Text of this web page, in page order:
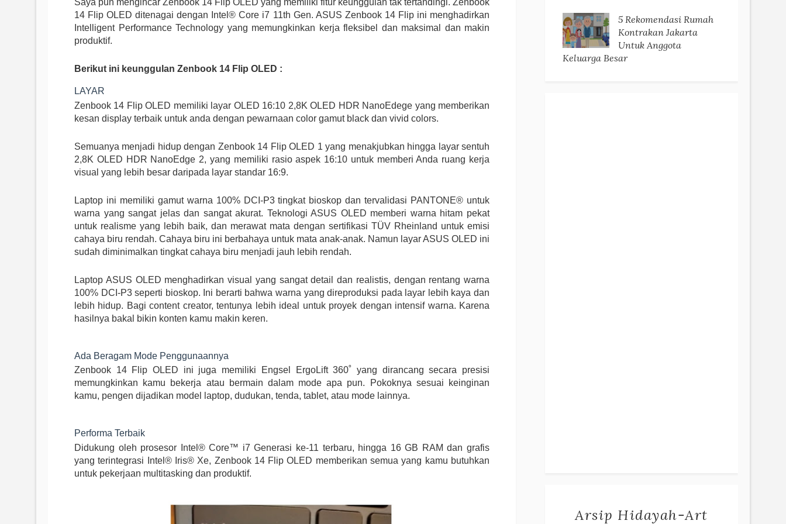
Saya pun mengincar Zenbook 14 Flip OLED yang memiliki fitur keunggulan tak tertandingi. Zenbook
14 Flip OLED ditenagai dengan Intel® Core i7 11th Gen. ASUS Zenbook 14 Flip ini menghadirkan
Intelligent Performance Technology yang memungkinkan kerja fleksibel dan maksimal dan makin
produktif.
Berikut ini keunggulan Zenbook 14 Flip OLED :
LAYAR
Zenbook 14 Flip OLED memiliki layar OLED 16:10 2,8K OLED HDR NanoEdege yang memberikan
kesan display terbaik untuk anda dengan pewarnaan color gamut black dan vivid colors.
Semuanya menjadi hidup dengan Zenbook 14 Flip OLED 1 yang menakjubkan hingga layar sentuh
2,8K OLED HDR NanoEdge 2, yang memiliki rasio aspek 16:10 untuk memberi Anda ruang kerja
visual yang lebih besar daripada layar standar 16:9.
Laptop ini memiliki gamut warna 100% DCI-P3 tingkat bioskop dan tervalidasi PANTONE® untuk
warna yang sangat jelas dan sangat akurat. Teknologi ASUS OLED memberi warna hitam pekat
untuk realisme yang lebih baik, dan merawat mata dengan sertifikasi TÜV Rheinland untuk emisi
cahaya biru rendah. Cahaya biru ini berbahaya untuk mata anak-anak. Namun layar ASUS OLED ini
sudah diminimalkan tingkat cahaya biru menjadi jauh lebih rendah.
Laptop ASUS OLED menghadirkan visual yang sangat detail dan realistis, dengan rentang warna
100% DCI-P3 seperti bioskop. Ini berarti bahwa warna yang direproduksi pada layar lebih kaya dan
lebih hidup. Bagi content creator, tentunya lebih ideal untuk proyek dengan intensif warna. Karena
hasilnya bakal bikin konten kamu makin keren.
Ada Beragam Mode Penggunaannya
Zenbook 14 Flip OLED ini juga memiliki Engsel ErgoLift 360˚ yang dirancang secara presisi
memungkinkan kamu bekerja atau bermain dalam mode apa pun. Pokoknya sesuai keinginan
kamu, pengen dijadikan model laptop, dudukan, tenda, tablet, atau mode lainnya.
Performa Terbaik
Didukung oleh prosesor Intel® Core™ i7 Generasi ke-11 terbaru, hingga 16 GB RAM dan grafis
yang terintegrasi Intel® Iris® Xe, Zenbook 14 Flip OLED memberikan semua yang kamu butuhkan
untuk pekerjaan multitasking dan produktif.
5 Rekomendasi Rumah
Kontrakan Jakarta
Untuk Anggota
Keluarga Besar
Arsip Hidayah-Art